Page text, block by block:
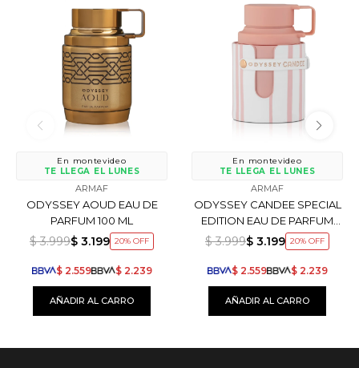
En montevideo
TE LLEGA EL LUNES
ARMAF
ODYSSEY AOUD EAU DE
PARFUM 100 ML
$ 3.199
$ 3.999 20
$ 2.239
$ 2.559
En montevideo
TE LLEGA EL LUNES
ARMAF
ODYSSEY CANDEE SPECIAL
EDITION EAU DE PARFUM
100 ML
$ 3.199
$ 3.999 20
$ 2.239
$ 2.559